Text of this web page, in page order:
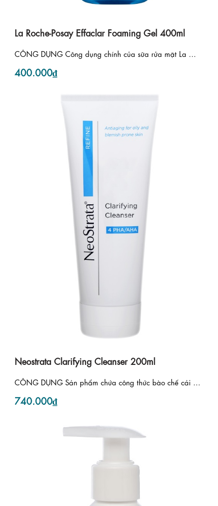
La Roche-Posay Effaclar Foaming Gel 400ml
CÔNG DỤNG Công dụng chính của sữa rửa mặt La ...
400.000₫
Neostrata Clarifying Cleanser 200ml
CÔNG DỤNG Sản phẩm chứa công thức bào chế cải ...
740.000₫